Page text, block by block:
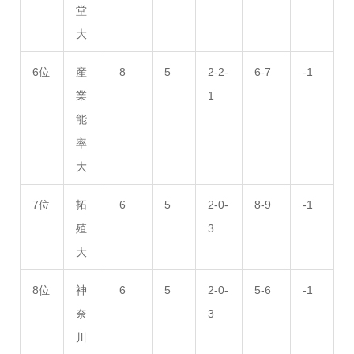
堂
大
6位
産
業
能
率
大
8 5
2-2-
1
6-7 -1
7位
拓
殖
大
6 5
2-0-
3
8-9 -1
8位
神
奈
川
6 5
2-0-
3
5-6 -1